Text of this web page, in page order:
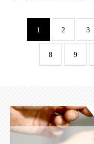
1 2 3
8 9